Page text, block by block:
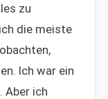
zu
die meiste
Ich war ein
Aber ich